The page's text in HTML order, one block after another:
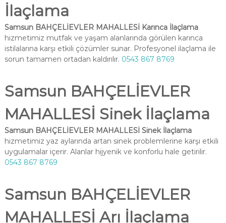
İlaçlama
Samsun BAHÇELİEVLER MAHALLESİ Karınca İlaçlama
hizmetimiz mutfak ve yaşam alanlarında görülen karınca
istilalarına karşı etkili çözümler sunar. Profesyonel ilaçlama ile
sorun tamamen ortadan kaldırılır. 0543 867 8769
Samsun BAHÇELİEVLER
MAHALLESİ Sinek İlaçlama
Samsun BAHÇELİEVLER MAHALLESİ Sinek İlaçlama
hizmetimiz yaz aylarında artan sinek problemlerine karşı etkili
uygulamalar içerir. Alanlar hijyenik ve konforlu hale getirilir.
0543 867 8769
Samsun BAHÇELİEVLER
MAHALLESİ Arı İlaçlama